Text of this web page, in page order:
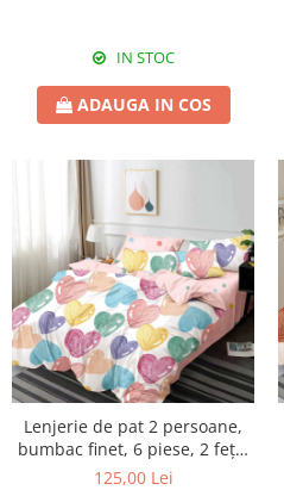
IN STOC
ADAUGA IN COS
Lenjerie de pat 2 persoane,
bumbac finet, 6 piese, 2 fețe,
SP814
125,00 Lei